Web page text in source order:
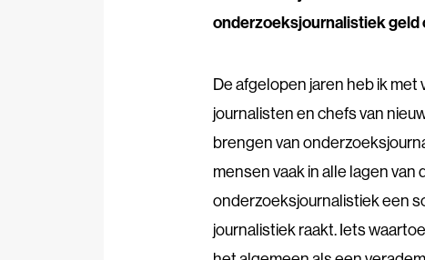
onderzoeksjournalistiek geld
De afgelopen jaren heb ik
journalisten en chefs van
brengen van
mensen vaak in alle lagen
onderzoeksjournalistiek een
journalistiek raakt. Iets